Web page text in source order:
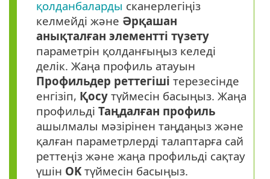
қолданбаларды сканерлегіңіз
келмейді және Әрқашан
анықталған элементті түзету
параметрін қолданғыңыз келеді
делік. Жаңа профиль атауын
Профильдер реттегіші терезесінде
енгізіп, Қосу түймесін басыңыз. Жаңа
профильді Таңдалған профиль
ашылмалы мәзірінен таңдаңыз және
қалған параметрлерді талаптарға сай
реттеңіз және жаңа профильді сақтау
үшін OK түймесін басыңыз.